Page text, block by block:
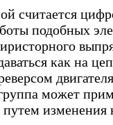
считается
подобных
как на
может
изменения